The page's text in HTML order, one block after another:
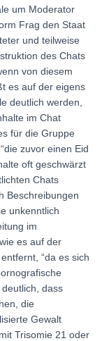
um Moderator
Frag den Staat
und teilweise
des Chats
von diesem
es auf der eigens
deutlich werden,
im Chat
für die Gruppe
zuvor einen Eid
oft geschwärzt
Chats
Beschreibungen
unkenntlich
im
es auf der
“da es sich
dass
die
Gewalt
Trisomie 21 oder